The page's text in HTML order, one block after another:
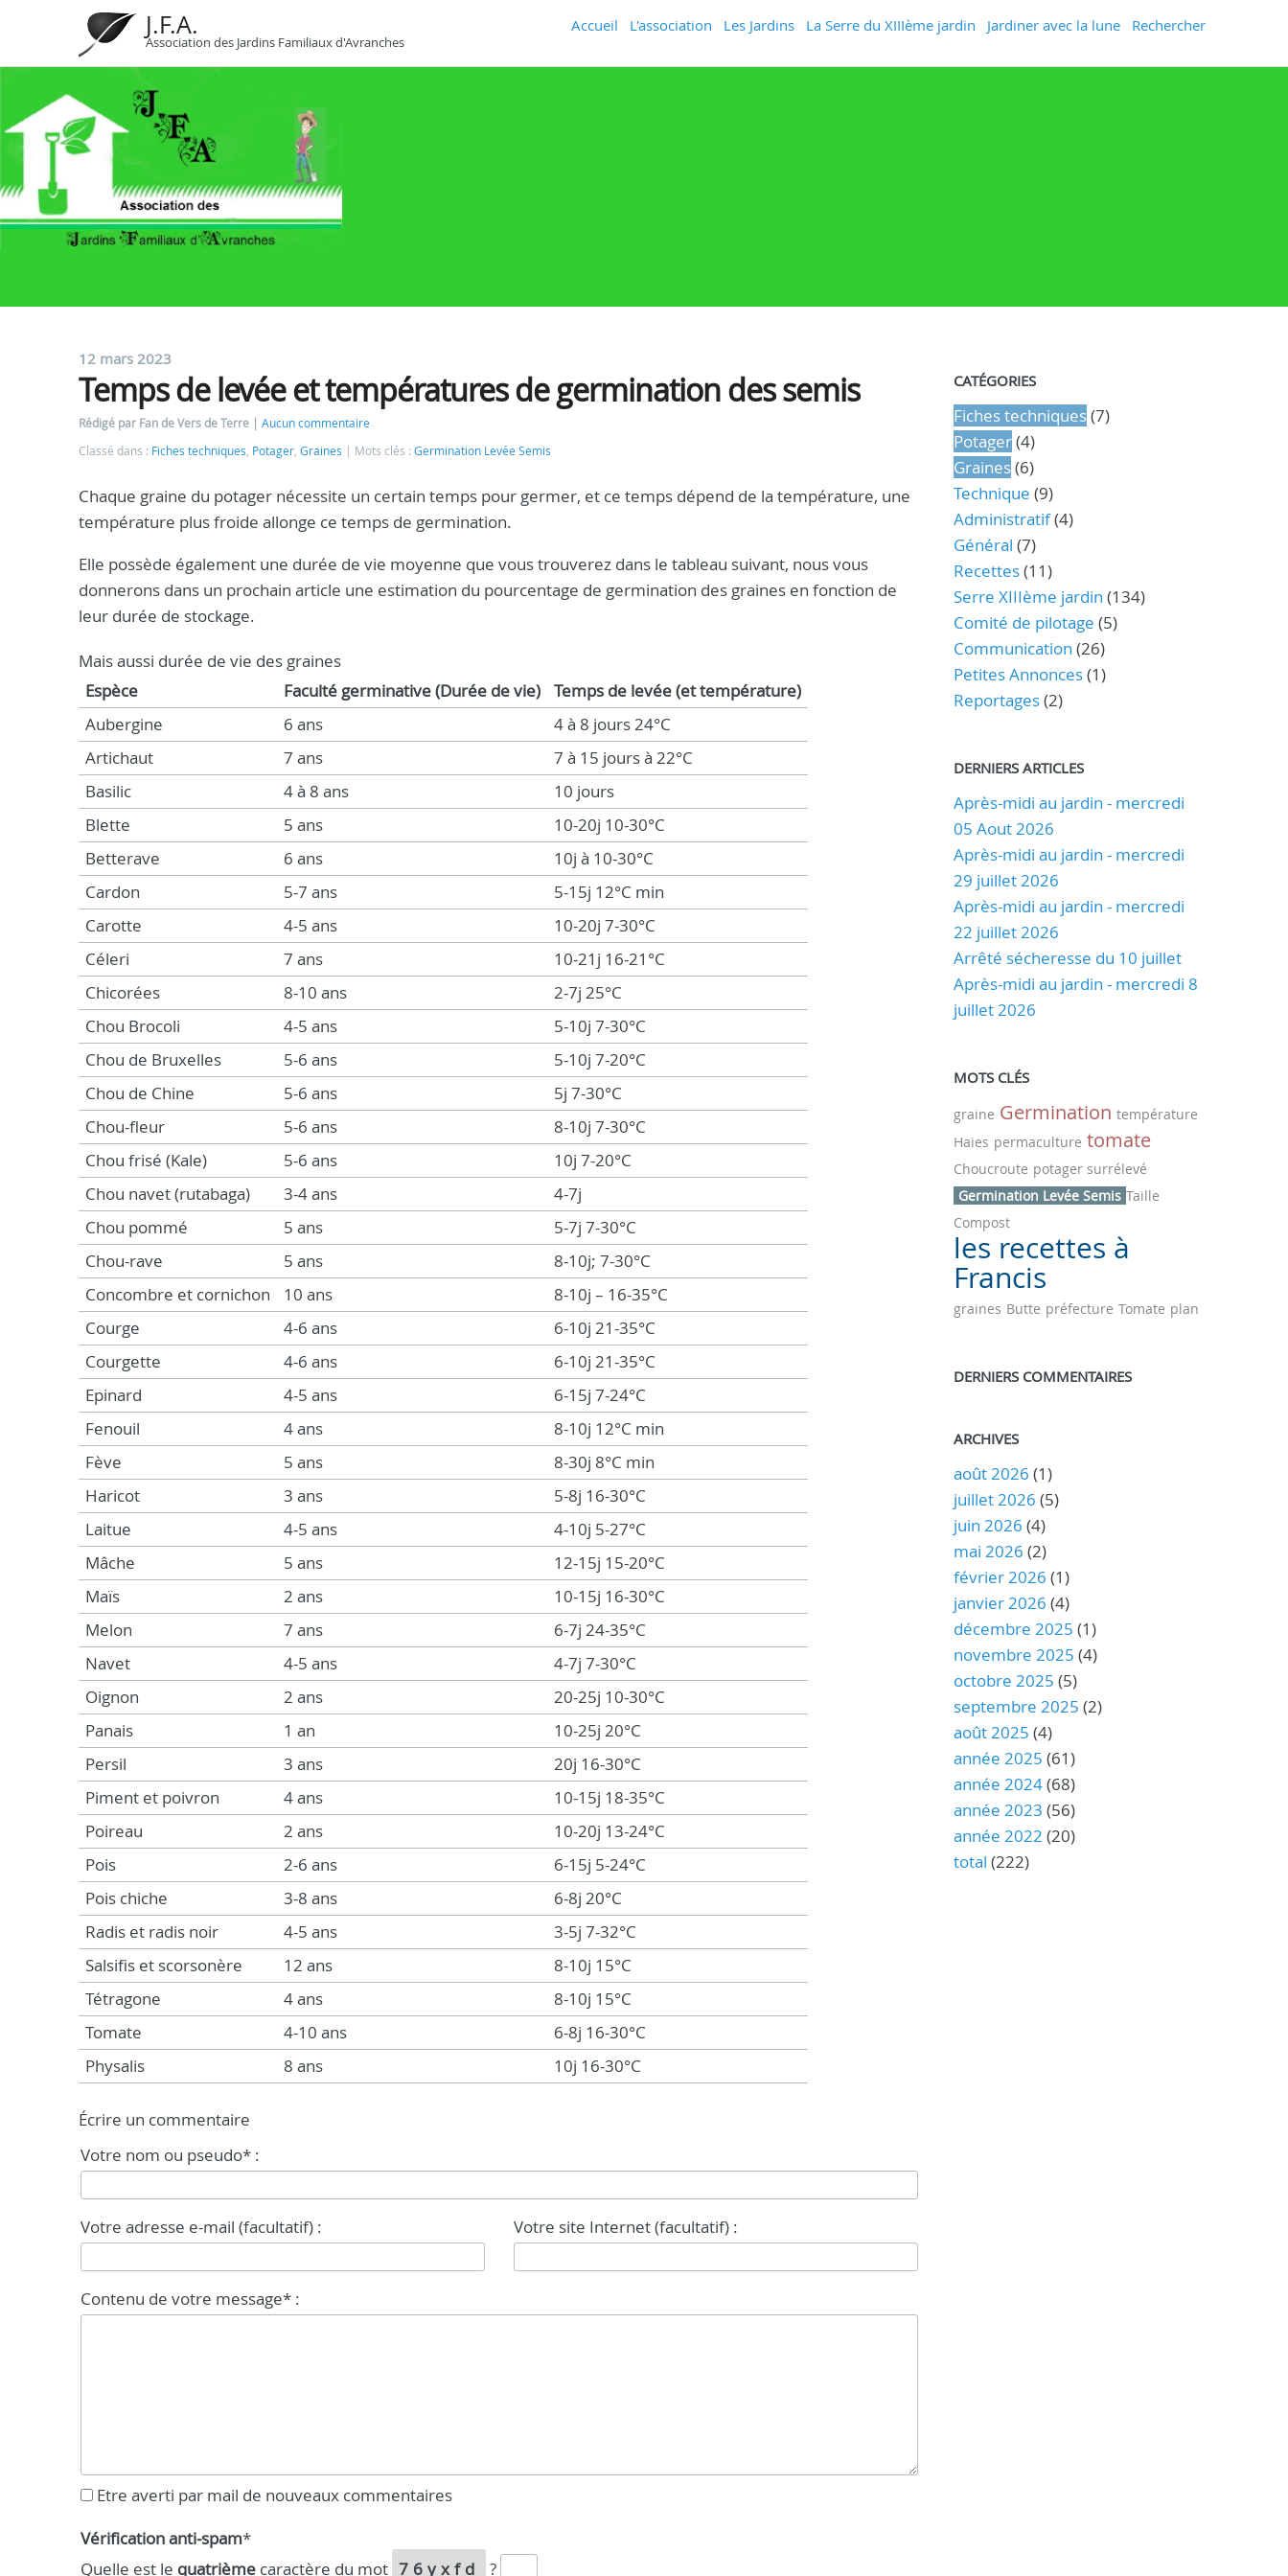
J.F.A.
Association des Jardins Familiaux d'Avranches
Accueil L'association Les Jardins La Serre du XIIIème jardin Jardiner avec la lune Rechercher
12 mars 2023
Temps de levée et températures de germination des semis
Rédigé par Fan de Vers de Terre
Aucun commentaire
Classé dans : Fiches techniques, Potager, Graines Mots clés : Germination Levée Semis
Chaque graine du potager nécessite un certain temps pour germer, et ce temps dépend de la température, une
température plus froide allonge ce temps de germination.
Elle possède également une durée de vie moyenne que vous trouverez dans le tableau suivant, nous vous
donnerons dans un prochain article une estimation du pourcentage de germination des graines en fonction de
leur durée de stockage.
Mais aussi durée de vie des graines
Espèce
Faculté germinative (Durée de vie)
Temps de levée (et température)
Aubergine
6 ans
4 à 8 jours 24°C
Artichaut
7 ans
7 à 15 jours à 22°C
Basilic
4 à 8 ans
10 jours
Blette
5 ans
10-20j 10-30°C
Betterave
6 ans
10j à 10-30°C
Cardon
5-7 ans
5-15j 12°C min
Carotte
4-5 ans
10-20j 7-30°C
Céleri
7 ans
10-21j 16-21°C
Chicorées
8-10 ans
2-7j 25°C
Chou Brocoli
4-5 ans
5-10j 7-30°C
Chou de Bruxelles
5-6 ans
5-10j 7-20°C
Chou de Chine
5-6 ans
5j 7-30°C
Chou-fleur
5-6 ans
8-10j 7-30°C
Chou frisé (Kale)
5-6 ans
10j 7-20°C
Chou navet (rutabaga)
3-4 ans
4-7j
Chou pommé
5 ans
5-7j 7-30°C
Chou-rave
5 ans
8-10j; 7-30°C
Concombre et cornichon
10 ans
8-10j – 16-35°C
Courge
4-6 ans
6-10j 21-35°C
Courgette
4-6 ans
6-10j 21-35°C
Epinard
4-5 ans
6-15j 7-24°C
Fenouil
4 ans
8-10j 12°C min
Fève
5 ans
8-30j 8°C min
Haricot
3 ans
5-8j 16-30°C
Laitue
4-5 ans
4-10j 5-27°C
Mâche
5 ans
12-15j 15-20°C
Maïs
2 ans
10-15j 16-30°C
Melon
7 ans
6-7j 24-35°C
Navet
4-5 ans
4-7j 7-30°C
Oignon
2 ans
20-25j 10-30°C
Panais
1 an
10-25j 20°C
Persil
3 ans
20j 16-30°C
Piment et poivron
4 ans
10-15j 18-35°C
Poireau
2 ans
10-20j 13-24°C
Pois
2-6 ans
6-15j 5-24°C
Pois chiche
3-8 ans
6-8j 20°C
Radis et radis noir
4-5 ans
3-5j 7-32°C
Salsifis et scorsonère
12 ans
8-10j 15°C
Tétragone
4 ans
8-10j 15°C
Tomate
4-10 ans
6-8j 16-30°C
Physalis
8 ans 10j 16-30°C
Écrire un commentaire
Votre nom ou pseudo* :
Votre adresse e-mail (facultatif) : Votre site Internet (facultatif) :
Contenu de votre message* :
Etre averti par mail de nouveaux commentaires
Vérification anti-spam*
Quelle est le quatrième caractère du mot 76yxfd ?
CATÉGORIES
Fiches techniques(7)
Potager(4)
Graines(6)
Technique (9)
Administratif(4)
Général (7)
Recettes(11)
Serre XIIIème jardin (134)
Comité de pilotage (5)
Communication (26)
Petites Annonces(1)
Reportages(2)
DERNIERS ARTICLES
Après-midi au jardin - mercredi
05 Aout 2026
Après-midi au jardin - mercredi
29 juillet 2026
Après-midi au jardin - mercredi
22 juillet 2026
Arrêté sécheresse du 10 juillet
Après-midi au jardin - mercredi 8
juillet 2026
MOTS CLÉS
graine Germination température
Haies permaculture tomate
Choucroute potager surrélevé
Germination Levée Semis Taille
Compost
les recettes à
Francis
graines Butte préfecture Tomate plan
DERNIERS COMMENTAIRES
ARCHIVES
août 2026 (1)
juillet 2026 (5)
juin 2026 (4)
mai 2026 (2)
février 2026 (1)
janvier 2026 (4)
décembre 2025 (1)
novembre 2025 (4)
octobre 2025 (5)
septembre 2025 (2)
août 2025 (4)
année 2025 (61)
année 2024(68)
année 2023 (56)
année 2022 (20)
total (222)